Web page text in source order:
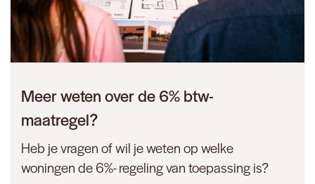
Meer weten over de 6% btw-
maatregel?
Heb je vragen of wil je weten op welke
woningen de 6%- regeling van toepassing is?